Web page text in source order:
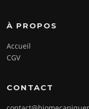
À PROPOS
Accueil
CGV
CONTACT